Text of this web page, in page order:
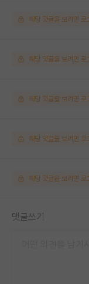
해당 댓글을 보려면 로
해당 댓글을 보려면 로
해당 댓글을 보려면 로
해당 댓글을 보려면 로
해당 댓글을 보려면 로
댓글쓰기